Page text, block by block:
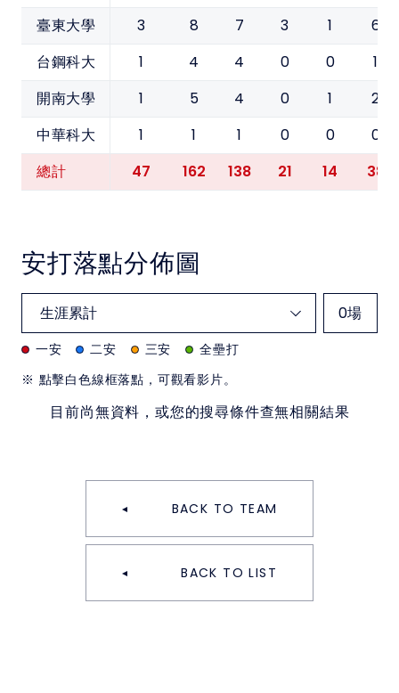
臺東大學 3 8 7 3 1 6
台鋼科大 1 4 4 0 0 1
開南大學 1 5 4 0 1 2
中華科大 1 1 1 0 0 0
總計 47 162 138 21 14 38
安打落點分佈圖
0場
一安 二安 三安
全壘打
※ 點擊白色線框落點，可觀看影片。
目前尚無資料，或您的搜尋條件查無相關結果
BACK TO TEAM
BACK TO LIST